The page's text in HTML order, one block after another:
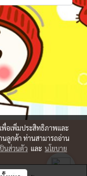
1
พื่อเพิ่มประสิทธิภาพและ
นลูกค้า ท่านสามารถอ่าน
นส่วนตัว และ นโยบาย